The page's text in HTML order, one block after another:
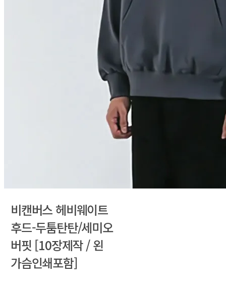
비캔버스 헤비웨이트
후드-두툼탄탄/세미오
버핏 [10장제작 / 왼
가슴인쇄포함]